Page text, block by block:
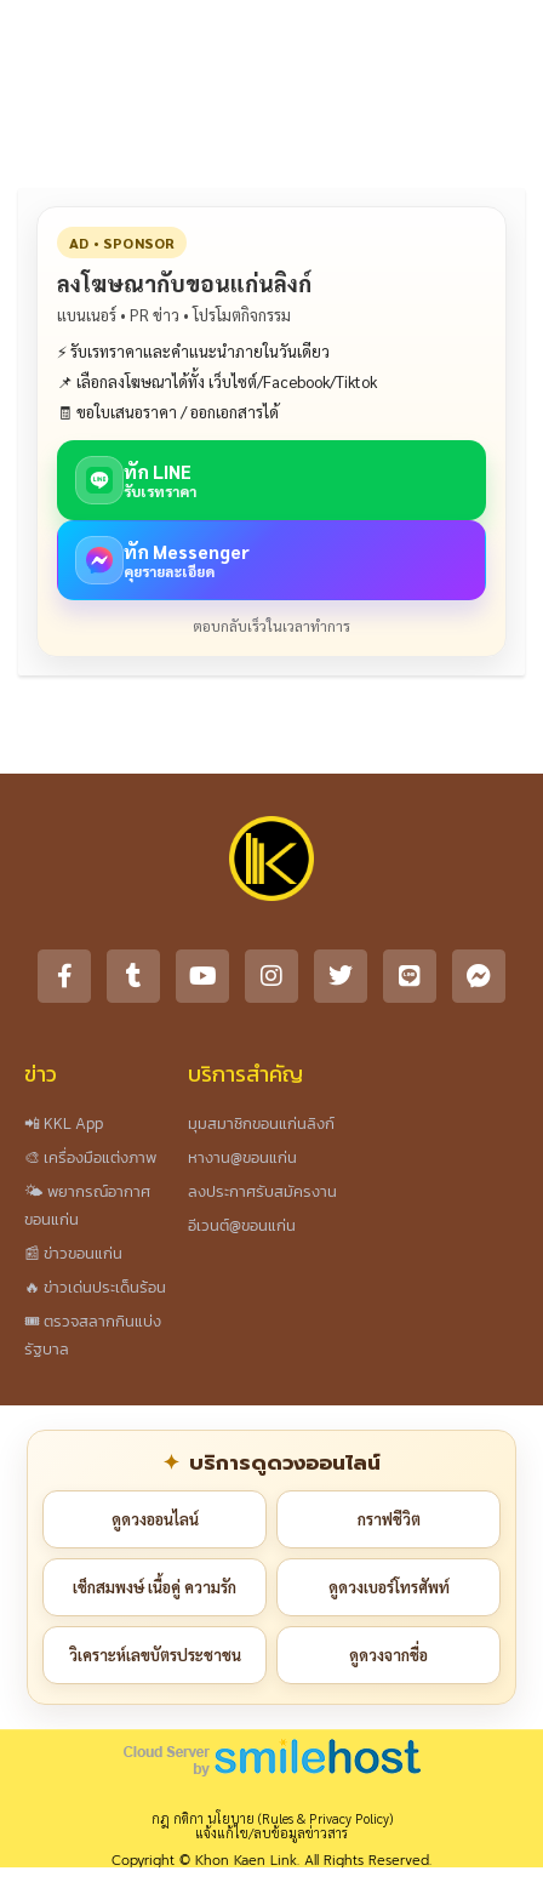
AD • SPONSOR
ลงโฆษณากับขอนแก่นลิงก์
แบนเนอร์ • PR ข่าว • โปรโมตกิจกรรม
⚡ รับเรทราคาและคำแนะนำภายในวันเดียว
📌 เลือกลงโฆษณาได้ทั้ง เว็บไซต์/Facebook/Tiktok
🧾 ขอใบเสนอราคา / ออกเอกสารได้
ทัก LINE
รับเรทราคา
ทัก Messenger
คุยรายละเอียด
ตอบกลับเร็วในเวลาทำการ
ข่าว
📲 KKL App
🎨 เครื่องมือแต่งภาพ
🌤️ พยากรณ์อากาศ
ขอนแก่น
📰 ข่าวขอนแก่น
🔥 ข่าวเด่นประเด็นร้อน
🎟️ ตรวจสลากกินแบ่ง
รัฐบาล
บริการสำคัญ
มุมสมาชิกขอนแก่นลิงก์
หางาน@ขอนแก่น
ลงประกาศรับสมัครงาน
อีเวนต์@ขอนแก่น
บริการดูดวงออนไลน์
ดูดวงออนไลน์ กราฟชีวิต
เช็กสมพงษ์ เนื้อคู่ ความรัก ดูดวงเบอร์โทรศัพท์
วิเคราะห์เลขบัตรประชาชน ดูดวงจากชื่อ
กฎ กติกา นโยบาย (Rules & Privacy Policy)
แจ้งแก้ไข/ลบข้อมูลข่าวสาร
Copyright © Khon Kaen Link. All Rights Reserved.